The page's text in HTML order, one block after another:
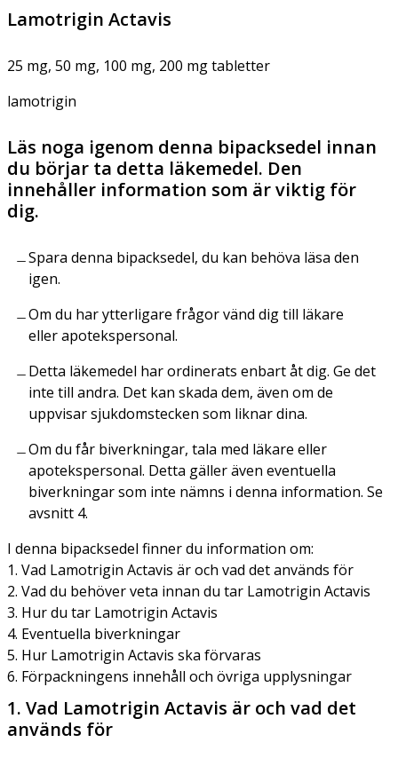
Lamotrigin Actavis
25 mg, 50 mg, 100 mg, 200 mg tabletter
lamotrigin
Läs noga igenom denna bipacksedel innan
du börjar ta detta läkemedel. Den
innehåller information som är viktig för
dig.
Spara denna bipacksedel, du kan behöva läsa den
igen.
Om du har ytterligare frågor vänd dig till läkare
eller apotekspersonal.
Detta läkemedel har ordinerats enbart åt dig. Ge det
inte till andra. Det kan skada dem, även om de
uppvisar sjukdomstecken som liknar dina.
Om du får biverkningar, tala med läkare eller
apotekspersonal. Detta gäller även eventuella
biverkningar som inte nämns i denna information. Se
avsnitt 4.
I denna bipacksedel finner du information om:
1. Vad Lamotrigin Actavis är och vad det används för
2. Vad du behöver veta innan du tar Lamotrigin Actavis
3. Hur du tar Lamotrigin Actavis
4. Eventuella biverkningar
5. Hur Lamotrigin Actavis ska förvaras
6. Förpackningens innehåll och övriga upplysningar
1. Vad Lamotrigin Actavis är och vad det
används för